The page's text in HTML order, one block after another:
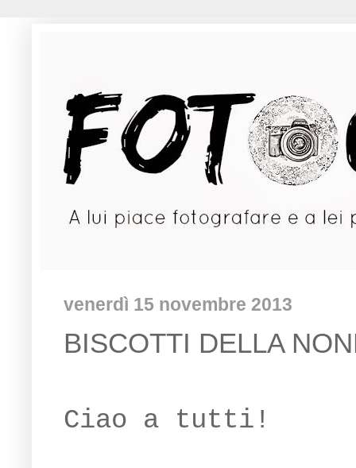
venerdì 15 novembre 2013
BISCOTTI DELLA
Ciao a tutti!